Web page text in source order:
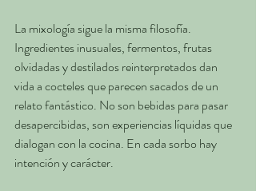
La mixología sigue la misma filosofía.
Ingredientes inusuales, fermentos, frutas
olvidadas y destilados reinterpretados dan
vida a cocteles que parecen sacados de un
relato fantástico. No son bebidas para pasar
desapercibidas, son experiencias líquidas que
dialogan con la cocina. En cada sorbo hay
intención y carácter.